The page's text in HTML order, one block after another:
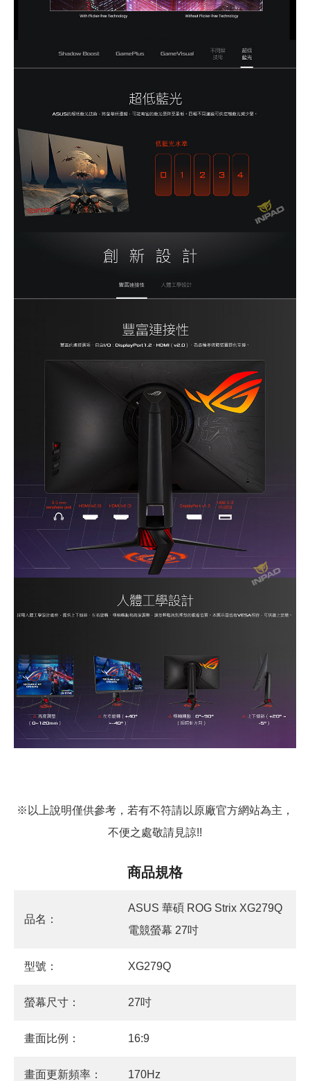
※以上說明僅供參考，若有不符請以原廠官方網站為主，
不便之處敬請見諒!!
商品規格
品名：
ASUS 華碩 ROG Strix XG279Q
電競螢幕 27吋
型號： XG279Q
螢幕尺寸： 27吋
畫面比例： 16:9
畫面更新頻率： 170Hz